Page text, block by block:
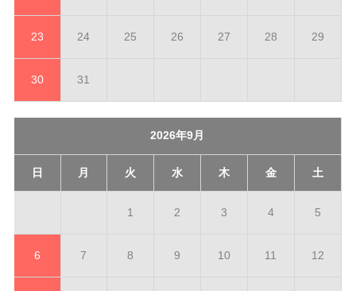
23 24 25 26 27 28 29
30 31
2026年9月
日 月 火 水 木 金 土
1 2 3 4 5
6 7 8 9 10 11 12